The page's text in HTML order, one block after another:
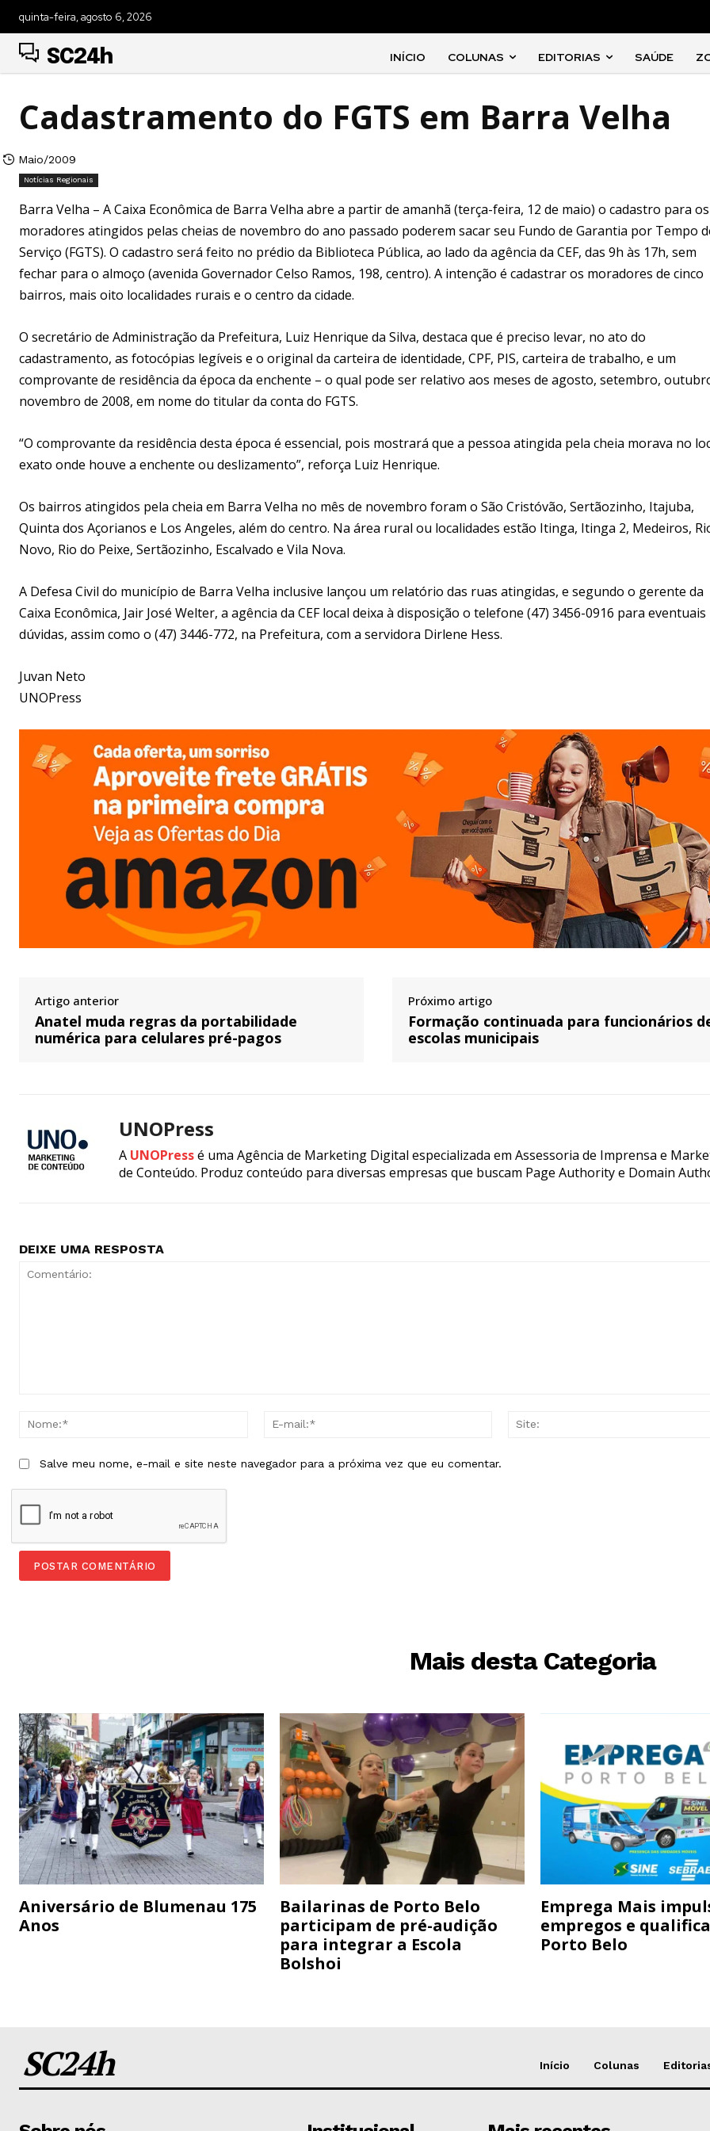
quinta-feira, agosto 6, 2026
SC24h INÍCIO COLUNAS EDITORIAS SAÚDE
Cadastramento do FGTS em Barra Velha
Maio/2009
Notícias Regionais
Barra Velha – A Caixa Econômica de Barra Velha abre a partir de amanhã (terça-feira, 12 de maio) o cadastro para os
moradores atingidos pelas cheias de novembro do ano passado poderem sacar seu Fundo de Garantia por Tempo
Serviço (FGTS). O cadastro será feito no prédio da Biblioteca Pública, ao lado da agência da CEF, das 9h às 17h, sem
fechar para o almoço (avenida Governador Celso Ramos, 198, centro). A intenção é cadastrar os moradores de cinco
bairros, mais oito localidades rurais e o centro da cidade.
O secretário de Administração da Prefeitura, Luiz Henrique da Silva, destaca que é preciso levar, no ato do
cadastramento, as fotocópias legíveis e o original da carteira de identidade, CPF, PIS, carteira de trabalho, e um
comprovante de residência da época da enchente – o qual pode ser relativo aos meses de agosto, setembro,
novembro de 2008, em nome do titular da conta do FGTS.
“O comprovante da residência desta época é essencial, pois mostrará que a pessoa atingida pela cheia morava no
exato onde houve a enchente ou deslizamento”, reforça Luiz Henrique.
Os bairros atingidos pela cheia em Barra Velha no mês de novembro foram o São Cristóvão, Sertãozinho, Itajuba,
Quinta dos Açorianos e Los Angeles, além do centro. Na área rural ou localidades estão Itinga, Itinga 2, Medeiros,
Novo, Rio do Peixe, Sertãozinho, Escalvado e Vila Nova.
A Defesa Civil do município de Barra Velha inclusive lançou um relatório das ruas atingidas, e segundo o gerente da
Caixa Econômica, Jair José Welter, a agência da CEF local deixa à disposição o telefone (47) 3456-0916 para eventuais
dúvidas, assim como o (47) 3446-772, na Prefeitura, com a servidora Dirlene Hess.
Juvan Neto
UNOPress
Artigo anterior
Anatel muda regras da portabilidade
numérica para celulares pré-pagos
Próximo artigo
Formação continuada para funcionários
escolas municipais
UNOPress
A UNOPressé uma Agência de Marketing Digital especializada em Assessoria de Imprensa e
de Conteúdo. Produz conteúdo para diversas empresas que buscam Page Authority e Domain
DEIXE UMA RESPOSTA
Nome:*
Salve meu nome, e-mail e site neste navegador para a próxima vez que eu comentar.
Mais desta Categoria
Aniversário de Blumenau 175
Anos
Bailarinas de Porto Belo
participam de pré-audição
para integrar a Escola
Bolshoi
Emprega Mais
empregos e
Porto Belo
SC24h Início Colunas